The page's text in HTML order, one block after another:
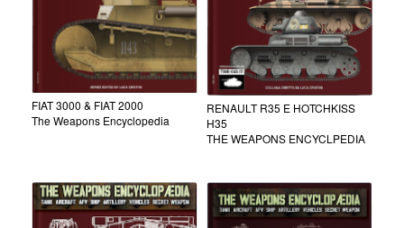
FIAT 3000 & FIAT 2000
The Weapons Encyclopedia
RENAULT R35 E HOTCHKISS
H35
THE WEAPONS ENCYCLPEDIA